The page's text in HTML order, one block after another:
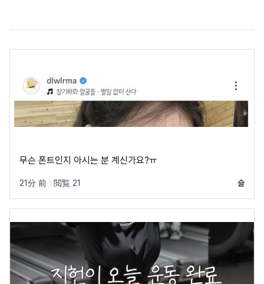
무슨 폰트인지 아시는 분 계신가요?ㅠ
21分 前 閲覧 21 슬